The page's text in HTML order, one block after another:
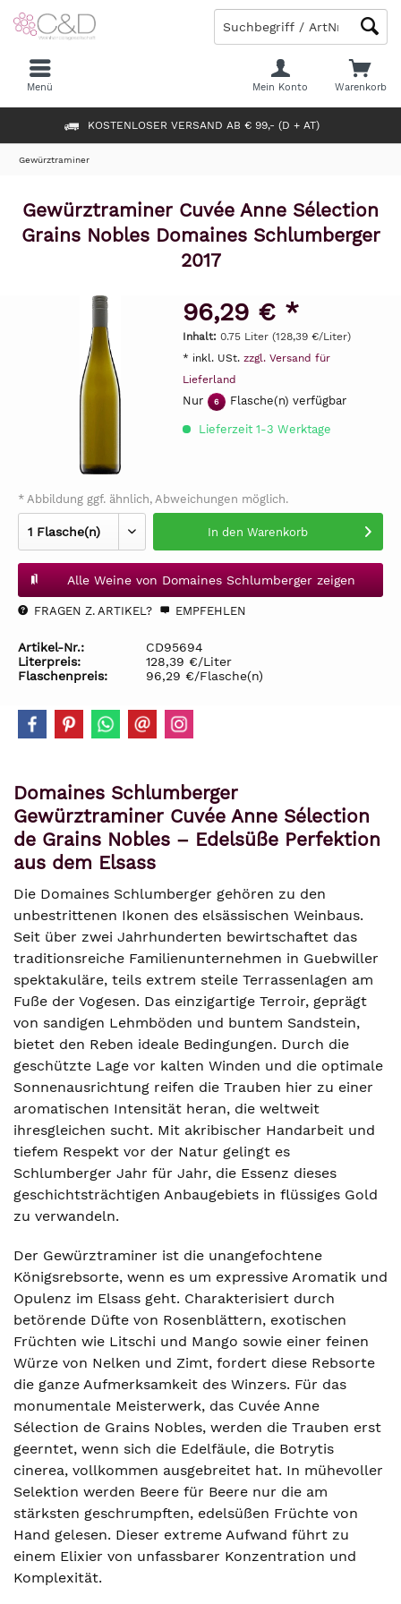
KOSTENLOSER VERSAND AB € 99,- (D + AT)
Warenkorb
Mein Konto
Menü
Gewürztraminer
Gewürztraminer Cuvée Anne Sélection
Grains Nobles Domaines Schlumberger
2017
96,29 € *
Inhalt: 0.75 Liter (128,39 €/Liter)
* inkl. USt. zzgl. Versand für
Lieferland
Nur 6 Flasche(n) verfügbar
Lieferzeit 1-3 Werktage
* Abbildung ggf. ähnlich, Abweichungen möglich.
In den Warenkorb
Alle Weine von Domaines Schlumberger zeigen
FRAGEN Z. ARTIKEL? EMPFEHLEN
Artikel-Nr.:
CD95694
Literpreis:
128,39 €/Liter
Flaschenpreis:
96,29 €/Flasche(n)
Domaines Schlumberger
Gewürztraminer Cuvée Anne Sélection
de Grains Nobles – Edelsüße Perfektion
aus dem Elsass
Die Domaines Schlumberger gehören zu den
unbestrittenen Ikonen des elsässischen Weinbaus.
Seit über zwei Jahrhunderten bewirtschaftet das
traditionsreiche Familienunternehmen in Guebwiller
spektakuläre, teils extrem steile Terrassenlagen am
Fuße der Vogesen. Das einzigartige Terroir, geprägt
von sandigen Lehmböden und buntem Sandstein,
bietet den Reben ideale Bedingungen. Durch die
geschützte Lage vor kalten Winden und die optimale
Sonnenausrichtung reifen die Trauben hier zu einer
aromatischen Intensität heran, die weltweit
ihresgleichen sucht. Mit akribischer Handarbeit und
tiefem Respekt vor der Natur gelingt es
Schlumberger Jahr für Jahr, die Essenz dieses
geschichtsträchtigen Anbaugebiets in flüssiges Gold
zu verwandeln.
Der Gewürztraminer ist die unangefochtene
Königsrebsorte, wenn es um expressive Aromatik und
Opulenz im Elsass geht. Charakterisiert durch
betörende Düfte von Rosenblättern, exotischen
Früchten wie Litschi und Mango sowie einer feinen
Würze von Nelken und Zimt, fordert diese Rebsorte
die ganze Aufmerksamkeit des Winzers. Für das
monumentale Meisterwerk, das Cuvée Anne
Sélection de Grains Nobles, werden die Trauben erst
geerntet, wenn sich die Edelfäule, die Botrytis
cinerea, vollkommen ausgebreitet hat. In mühevoller
Selektion werden Beere für Beere nur die am
stärksten geschrumpften, edelsüßen Früchte von
Hand gelesen. Dieser extreme Aufwand führt zu
einem Elixier von unfassbarer Konzentration und
Komplexität.